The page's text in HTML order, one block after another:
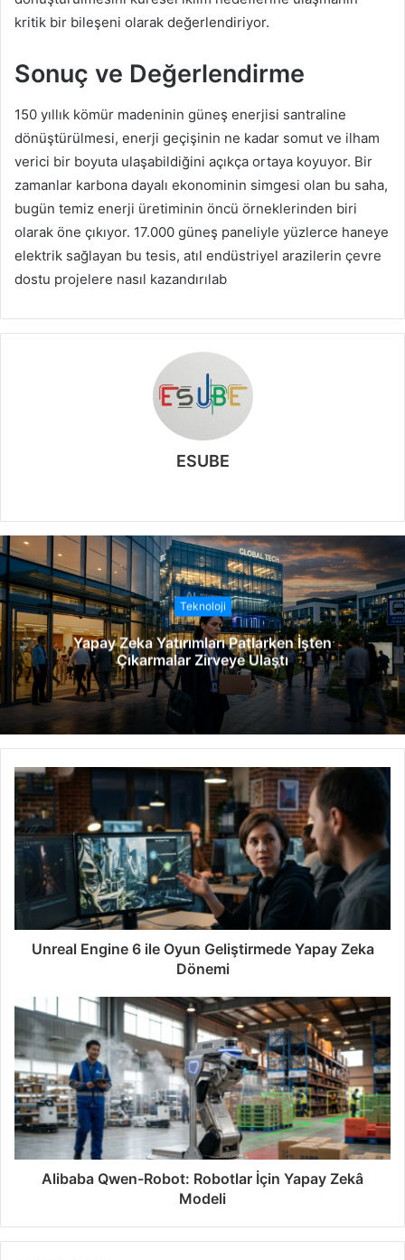
kritik bir bileşeni olarak değerlendiriyor.
Sonuç ve Değerlendirme
150 yıllık kömür madeninin güneş enerjisi santraline
dönüştürülmesi, enerji geçişinin ne kadar somut ve ilham
verici bir boyuta ulaşabildiğini açıkça ortaya koyuyor. Bir
zamanlar karbona dayalı ekonominin simgesi olan bu saha,
bugün temiz enerji üretiminin öncü örneklerinden biri
olarak öne çıkıyor. 17.000 güneş paneliyle yüzlerce haneye
elektrik sağlayan bu tesis, atıl endüstriyel arazilerin çevre
dostu projelere nasıl kazandırılab
ESUBE
b
s
i
t
e
s
i
Teknoloji
Yapay Zeka Yatırımları Patlarken İşten
Çıkarmalar Zirveye Ulaştı
Unreal Engine 6 ile Oyun Geliştirmede Yapay Zeka
Dönemi
Alibaba Qwen-Robot: Robotlar İçin Yapay Zekâ
Modeli